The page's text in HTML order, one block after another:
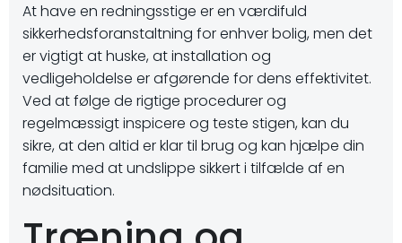
At have en redningsstige er en værdifuld
sikkerhedsforanstaltning for enhver bolig, men det
er vigtigt at huske, at installation og
vedligeholdelse er afgørende for dens effektivitet.
Ved at følge de rigtige procedurer og
regelmæssigt inspicere og teste stigen, kan du
sikre, at den altid er klar til brug og kan hjælpe din
familie med at undslippe sikkert i tilfælde af en
nødsituation.